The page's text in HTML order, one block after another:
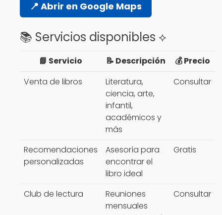
📍 Abrir en Google Maps
📚 Servicios disponibles ⟡
📘 Servicio 📝 Descripción
💰 Precio
Venta de libros
Literatura,
ciencia, arte,
infantil,
académicos y
más
Consultar
Recomendaciones
personalizadas
Asesoría para
encontrar el
libro ideal
Gratis
Club de lectura
Reuniones
mensuales
Consultar